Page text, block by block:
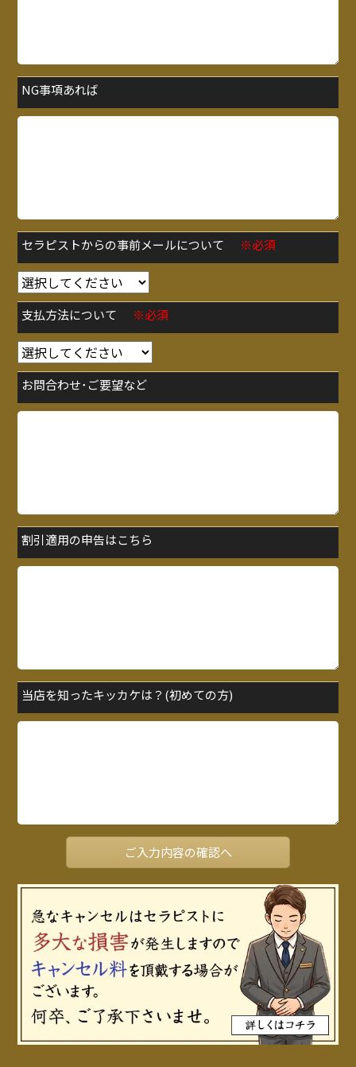
NG事項あれば
セラピストからの事前メールについて ※必須
支払方法について ※必須
お問合わせ･ご要望など
割引適用の申告はこちら
当店を知ったキッカケは？(初めての方)